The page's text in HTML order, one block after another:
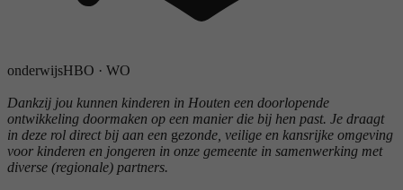
onderwijsHBO · WO
Dankzij jou kunnen kinderen in Houten een doorlopende
ontwikkeling doormaken op een manier die bij hen past. Je draagt
in deze rol direct bij aan een gezonde, veilige en kansrijke omgeving
voor kinderen en jongeren in onze gemeente in samenwerking met
diverse (regionale) partners.